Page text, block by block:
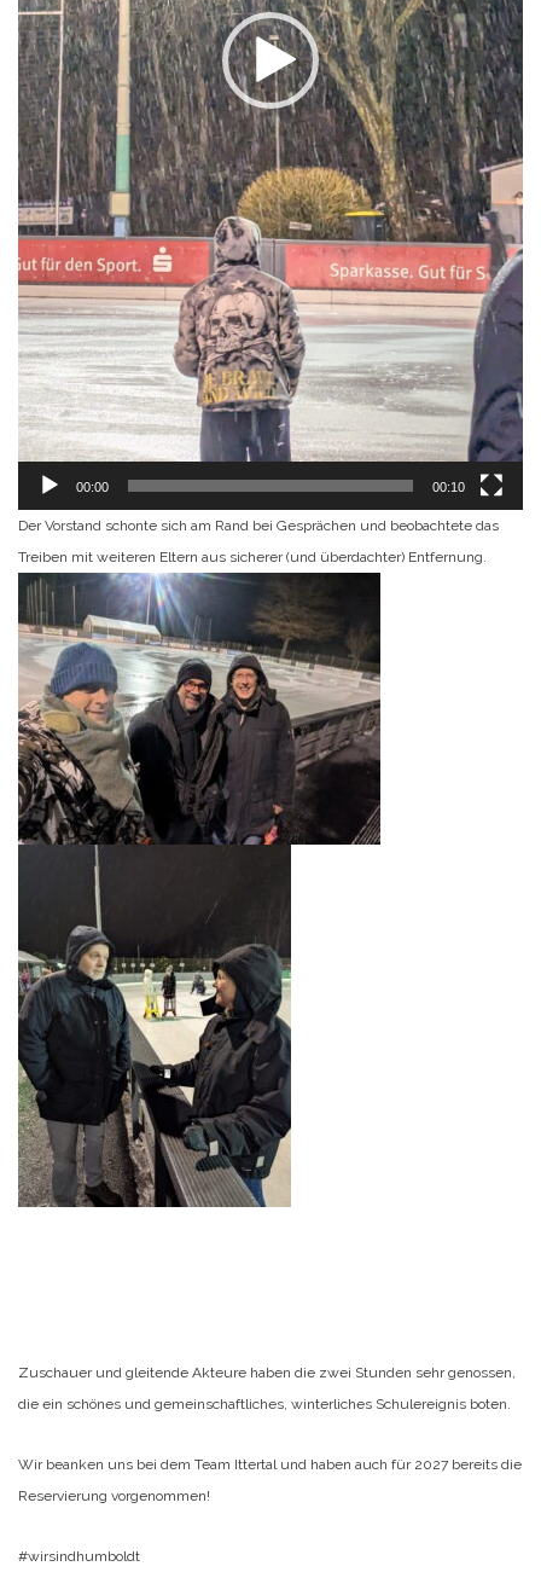
00:00 00:10
Der Vorstand schonte sich am Rand bei Gesprächen und beobachtete das
Treiben mit weiteren Eltern aus sicherer (und überdachter) Entfernung.
Zuschauer und gleitende Akteure haben die zwei Stunden sehr genossen,
die ein schönes und gemeinschaftliches, winterliches Schulereignis boten.
Wir beanken uns bei dem Team Ittertal und haben auch für 2027 bereits die
Reservierung vorgenommen!
#wirsindhumboldt